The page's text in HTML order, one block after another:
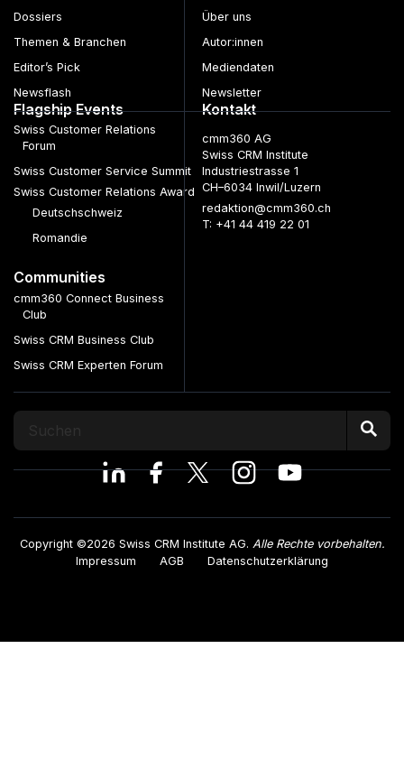
Dossiers
Themen & Branchen
Editor’s Pick
Newsflash
Über uns
Autor:innen
Mediendaten
Newsletter
Flagship Events
Swiss Customer Relations
Forum
Swiss Customer Service Summit
Swiss Customer Relations Award
Deutschschweiz
Romandie
Communities
cmm360 Connect Business
Club
Swiss CRM Business Club
Swiss CRM Experten Forum
Kontakt
cmm360 AG
Swiss CRM Institute
Industriestrasse 1
CH–6034 Inwil/Luzern
redaktion@cmm360.ch
T: +41 44 419 22 01
Copyright ©2026 Swiss CRM Institute AG. Alle Rechte vorbehalten.
Impressum
AGB Datenschutzerklärung